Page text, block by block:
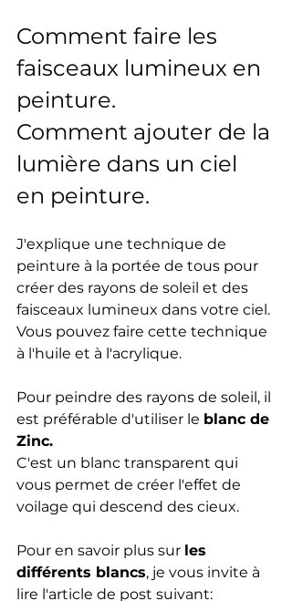
Comment faire les
faisceaux lumineux en
peinture.
Comment ajouter de la
lumière dans un ciel
en peinture.
J'explique une technique de
peinture à la portée de tous pour
créer des rayons de soleil et des
faisceaux lumineux dans votre ciel.
Vous pouvez faire cette technique
à l'huile et à l'acrylique.
Pour peindre des rayons de soleil, il
est préférable d'utiliser le blanc de
Zinc.
C'est un blanc transparent qui
vous permet de créer l'effet de
voilage qui descend des cieux.
Pour en savoir plus sur les
différents blancs, je vous invite à
lire l'article de post suivant: